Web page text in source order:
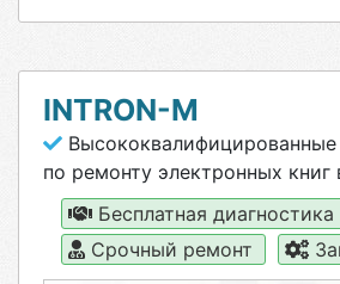
INTRON-M
по ремонту электронных книг
Бесплатная диагностика
Срочный ремонт